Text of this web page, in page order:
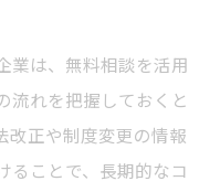
業は、無料相談を活用
流れを把握しておくと
改正や制度変更の情報
ることで、長期的なコ